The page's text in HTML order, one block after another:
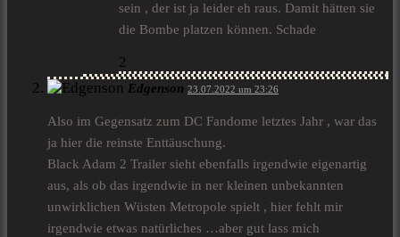
sein , der ist ja leider eh raus. Damit hätten sie
die Bombe platzen können. Schade
2
Edgenson 23.07.2022 um 23:26
Also im Gegensatz zum DC Fandome letztes Jahr , war das
ja hier die reinste Enttäuschung.
Black Adam 2 Trailer sieht ebenfalls irgendwie eigenartig
aus, als ob das irgendwie in ner kleinen unbekannten
unwirklichen Wüsten Metropole spielt , hier fehlt mir
irgendwie etwas natürliches …aber gut lass mich